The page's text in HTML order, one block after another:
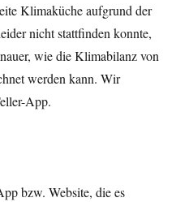
Klimaküche aufgrund der
nicht stattfinden konnte,
wie die Klimabilanz von
werden kann. Wir
App.
bzw. Website, die es